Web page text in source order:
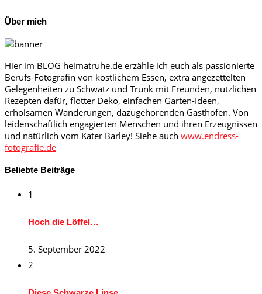
Über mich
Hier im BLOG heimatruhe.de erzähle ich euch als passionierte
Berufs-Fotografin von köstlichem Essen, extra angezettelten
Gelegenheiten zu Schwatz und Trunk mit Freunden, nützlichen
Rezepten dafür, flotter Deko, einfachen Garten-Ideen,
erholsamen Wanderungen, dazugehörenden Gasthöfen. Von
leidenschaftlich engagierten Menschen und ihren Erzeugnissen
und natürlich vom Kater Barley! Siehe auch www.endress-
fotografie.de
Beliebte Beiträge
1
Hoch die Löffel…
5. September 2022
2